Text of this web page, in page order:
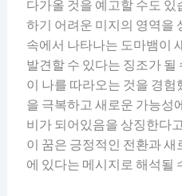
다가올 것을 예고할 수도
하기 어려운 미지의 영역을
속에서 나타나는 도마뱀이
발견할 수 있다는 징조가 될
이 나를 따라오는 것을 경
을 극복하고 새로운 가능성
비가 되어있음을 상징한다
이 꿈은 긍정적인 전환과
에 있다는 메시지로 해석될